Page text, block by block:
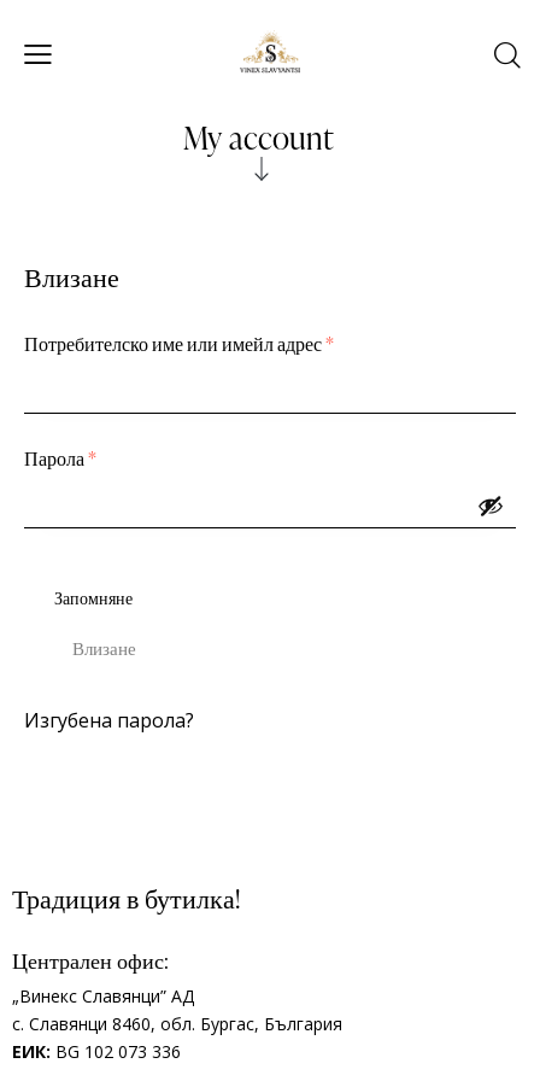
My account
Влизане
Потребителско име или имейл адрес*
Парола*
Запомняне
Влизане
Изгубена парола?
Традиция в бутилка!
Централен офис:
„Винекс Славянци” АД
с. Славянци 8460, обл. Бургас, България
ЕИК: BG 102 073 336